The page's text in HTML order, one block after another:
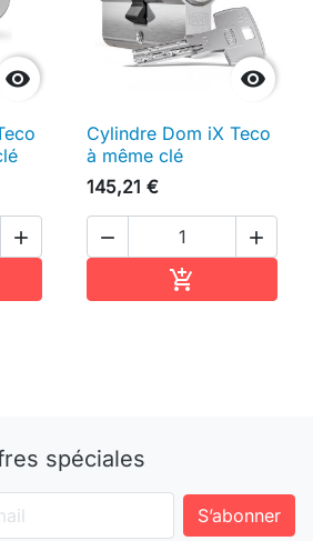



Cylindre Dom iX Teco
à même clé
145,21 €
 

spéciales